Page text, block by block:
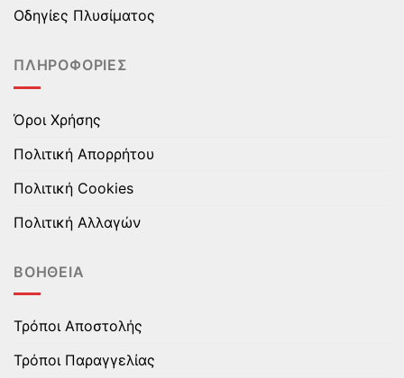
στη
σελίδα
προϊόντος
Οδηγίες Πλυσίματος
ΠΛΗΡΟΦΟΡΊΕΣ
Όροι Χρήσης
Πολιτική Απορρήτου
Πολιτική Cookies
Πολιτική Αλλαγών
ΒΟΉΘΕΙΑ
Τρόποι Αποστολής
Τρόποι Παραγγελίας